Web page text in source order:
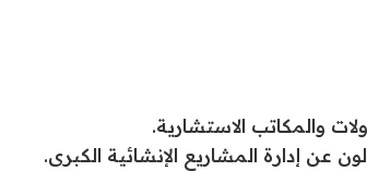
والمكاتب الاستشارية.
عن إدارة المشاريع الإنشائية الكبرى.